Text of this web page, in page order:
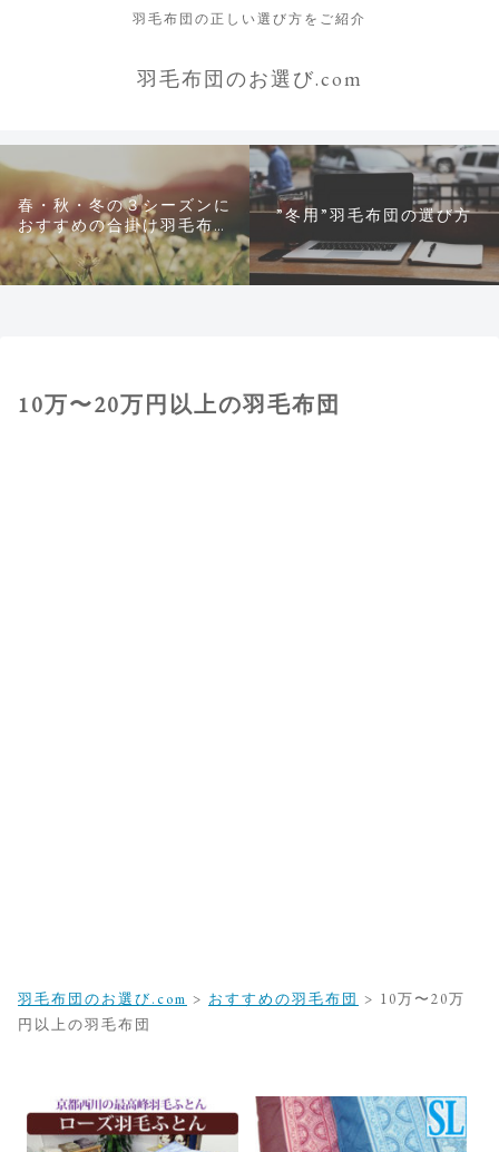
羽毛布団の正しい選び方をご紹介
羽毛布団のお選び.com
春・秋・冬の３シーズンに
おすすめの合掛け羽毛布団
について
”冬用”羽毛布団の選び方
10万〜20万円以上の羽毛布団
羽毛布団のお選び.com > おすすめの羽毛布団 > 10万〜20万
円以上の羽毛布団